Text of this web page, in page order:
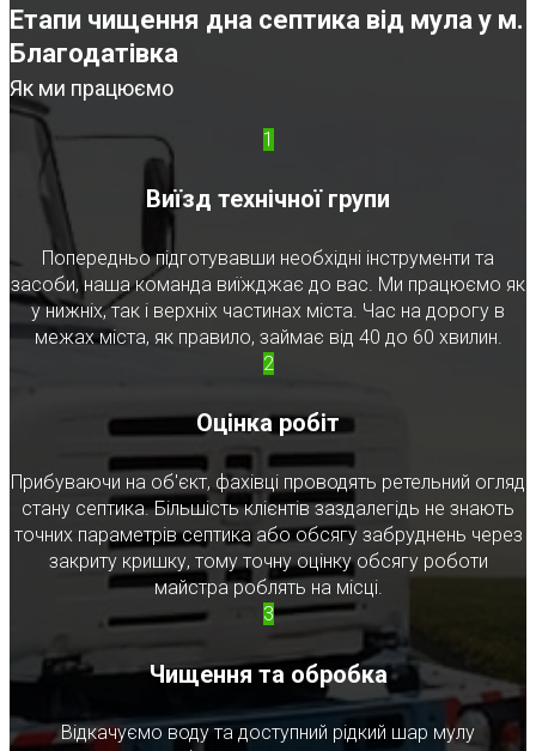
Етапи чищення дна септика від мула у м.
Благодатівка
Як ми працюємо
1
Виїзд технічної групи
Попередньо підготувавши необхідні інструменти та
засоби, наша команда виїжджає до вас. Ми працюємо як
у нижніх, так і верхніх частинах міста. Час на дорогу в
межах міста, як правило, займає від 40 до 60 хвилин.
2
Оцінка робіт
Прибуваючи на об'єкт, фахівці проводять ретельний огляд
стану септика. Більшість клієнтів заздалегідь не знають
точних параметрів септика або обсягу забруднень через
закриту кришку, тому точну оцінку обсягу роботи
майстра роблять на місці.
3
Чищення та обробка
Відкачуємо воду та доступний рідкий шар мулу